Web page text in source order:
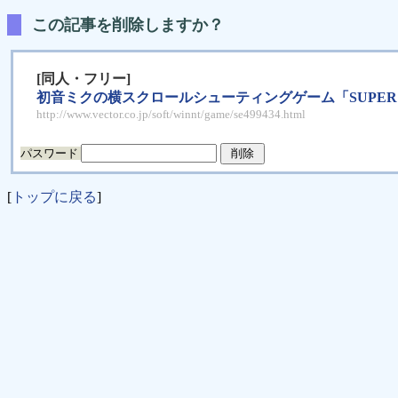
この記事を削除しますか？
[同人・フリー]
初音ミクの横スクロールシューティングゲーム「SUPER
http://www.vector.co.jp/soft/winnt/game/se499434.html
パスワード
[ トップに戻る]